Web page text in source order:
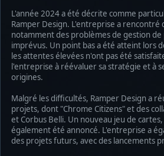
L'année 2024 a été décrite comme
Ramper Design. L'entreprise a rencontré
notamment des problèmes de gestion
imprévus. Un point bas a été atteint lors
les attentes élevées n'ont pas été
l'entreprise à réévaluer sa stratégie et à
origines.
Malgré les difficultés, Ramper Design a
projets, dont "Chrome Citizens" et des
et Corbus Belli. Un nouveau jeu de cartes,
également été annoncé. L'entreprise a
des projets futurs, avec des lancements